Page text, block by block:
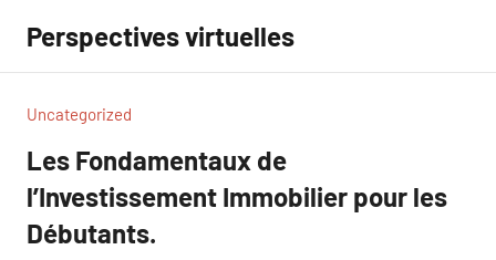
contenu
Perspectives virtuelles
Uncategorized
Les Fondamentaux de
l’Investissement Immobilier pour les
Débutants.